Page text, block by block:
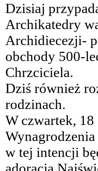
Dzisiaj
Archikatedry
Archidiecezji-
obchody 500-
Chrzciciela.
Dziś również
rodzinach.
W czwartek,
w tej intencji